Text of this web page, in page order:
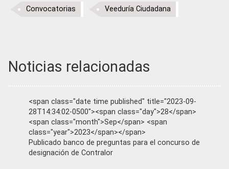
Convocatorias Veeduría Ciudadana
Noticias relacionadas
<span class="date time published" title="2023-09-
28T14:34:02-0500"><span class="day">28</span>
<span class="month">Sep</span> <span
class="year">2023</span></span>
Publicado banco de preguntas para el concurso de
designación de Contralor